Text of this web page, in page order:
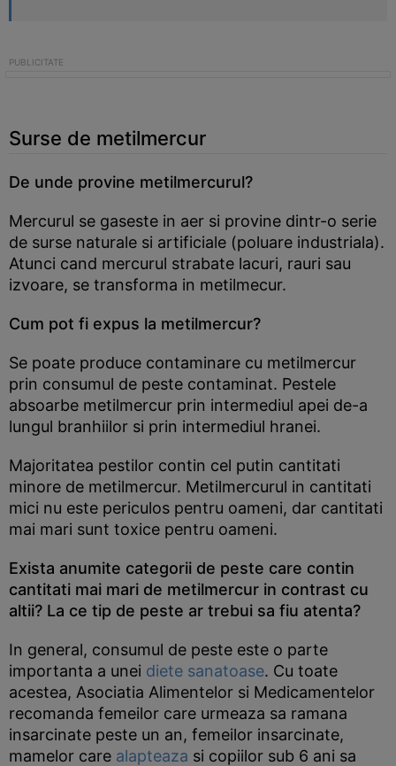
Surse de metilmercur
De unde provine metilmercurul?
Mercurul se gaseste in aer si provine dintr-o serie
de surse naturale si artificiale (poluare industriala).
Atunci cand mercurul strabate lacuri, rauri sau
izvoare, se transforma in metilmecur.
Cum pot fi expus la metilmercur?
Se poate produce contaminare cu metilmercur
prin consumul de peste contaminat. Pestele
absoarbe metilmercur prin intermediul apei de-a
lungul branhiilor si prin intermediul hranei.
Majoritatea pestilor contin cel putin cantitati
minore de metilmercur. Metilmercurul in cantitati
mici nu este periculos pentru oameni, dar cantitati
mai mari sunt toxice pentru oameni.
Exista anumite categorii de peste care contin
cantitati mai mari de metilmercur in contrast cu
altii? La ce tip de peste ar trebui sa fiu atenta?
In general, consumul de peste este o parte
importanta a unei diete sanatoase. Cu toate
acestea, Asociatia Alimentelor si Medicamentelor
recomanda femeilor care urmeaza sa ramana
insarcinate peste un an, femeilor insarcinate,
mamelor care alapteaza si copiilor sub 6 ani sa